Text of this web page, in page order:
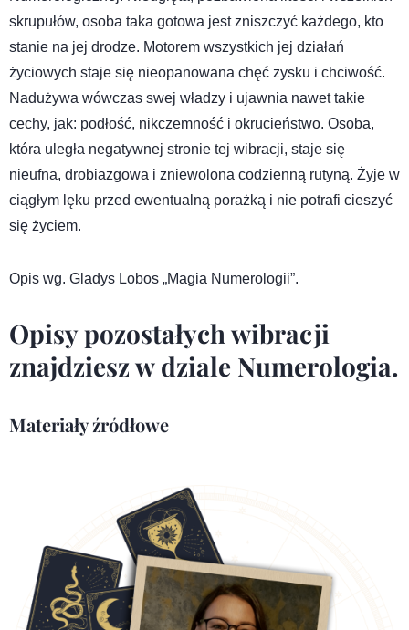
skrupułów, osoba taka gotowa jest zniszczyć każdego, kto
stanie na jej drodze. Motorem wszystkich jej działań
życiowych staje się nieopanowana chęć zysku i chciwość.
Nadużywa wówczas swej władzy i ujawnia nawet takie
cechy, jak: podłość, nikczemność i okrucieństwo. Osoba,
która uległa negatywnej stronie tej wibracji, staje się
nieufna, drobiazgowa i zniewolona codzienną rutyną. Żyje w
ciągłym lęku przed ewentualną porażką i nie potrafi cieszyć
się życiem.
Opis wg. Gladys Lobos „Magia Numerologii”.
Opisy pozostałych wibracji
znajdziesz w dziale Numerologia.
Materiały źródłowe